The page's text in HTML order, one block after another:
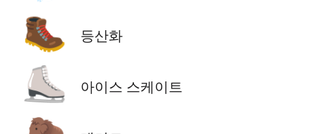
🥾 등산화
⛸️ 아이스 스케이트